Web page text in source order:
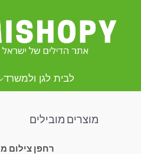
לבית לגן ולמשרד
קטגוריות מוצרים
מוצרים מובילים
רחפן צילום